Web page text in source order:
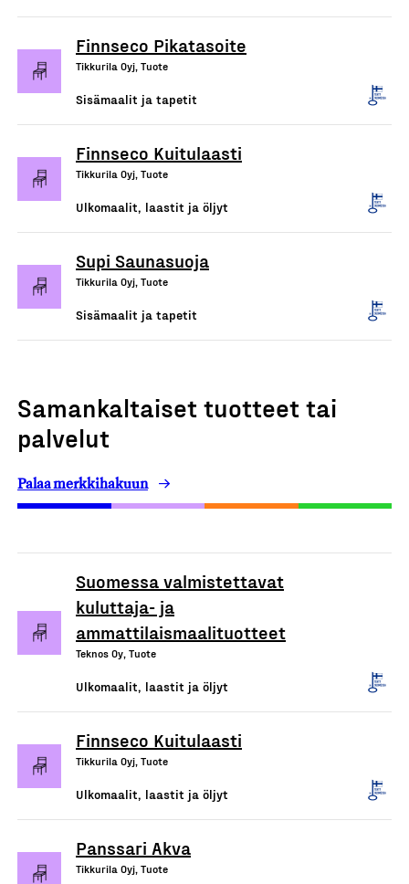
Finnseco Pikatasoite
Tikkurila Oyj, Tuote
Sisämaalit ja tapetit
Finnseco Kuitulaasti
Tikkurila Oyj, Tuote
Ulkomaalit, laastit ja öljyt
Supi Saunasuoja
Tikkurila Oyj, Tuote
Sisämaalit ja tapetit
Samankaltaiset tuotteet tai
palvelut
Palaa merkkihakuun
Suomessa valmistettavat
kuluttaja- ja
ammattilaismaalituotteet
Teknos Oy, Tuote
Ulkomaalit, laastit ja öljyt
Finnseco Kuitulaasti
Tikkurila Oyj, Tuote
Ulkomaalit, laastit ja öljyt
Panssari Akva
Tikkurila Oyj, Tuote